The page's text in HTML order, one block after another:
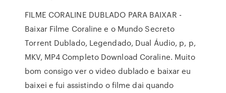
FILME CORALINE DUBLADO PARA BAIXAR -
Baixar Filme Coraline e o Mundo Secreto
Torrent Dublado, Legendado, Dual Áudio, p, p,
MKV, MP4 Completo Download Coraline. Muito
bom consigo ver o video dublado e baixar eu
baixei e fui assistindo o filme dai quando